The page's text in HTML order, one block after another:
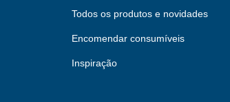
Todos os produtos e novidades
Encomendar consumíveis
Inspiração